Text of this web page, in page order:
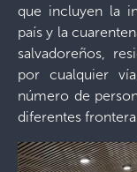
que incluyen la
país y la
salvadoreños,
por cualquier
número de
diferentes